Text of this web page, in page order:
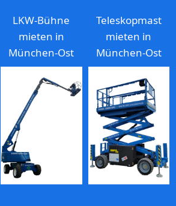
LKW-Bühne
mieten in
München-Ost
Teleskopmast
mieten in
München-Ost